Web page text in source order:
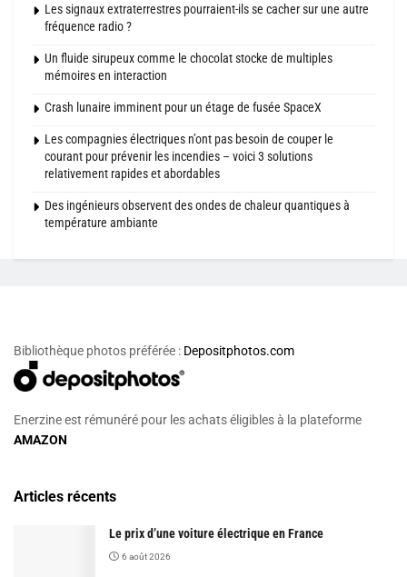
Les signaux extraterrestres pourraient-ils se cacher sur une autre
fréquence radio ?
Un fluide sirupeux comme le chocolat stocke de multiples
mémoires en interaction
Crash lunaire imminent pour un étage de fusée SpaceX
Les compagnies électriques n’ont pas besoin de couper le
courant pour prévenir les incendies – voici 3 solutions
relativement rapides et abordables
Des ingénieurs observent des ondes de chaleur quantiques à
température ambiante
Bibliothèque photos préférée : Depositphotos.com
Enerzine est rémunéré pour les achats éligibles à la plateforme
AMAZON
Articles récents
Le prix d’une voiture électrique en France
6 août 2026